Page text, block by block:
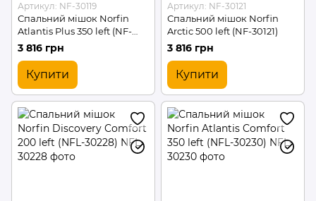
Артикул: NF-30119
Спальний мішок Norfin
Atlantis Plus 350 left (NF-
30119)
3 816 грн
Купити
Артикул: NF-30121
Спальний мішок Norfin
Arctic 500 left (NF-30121)
3 816 грн
Купити